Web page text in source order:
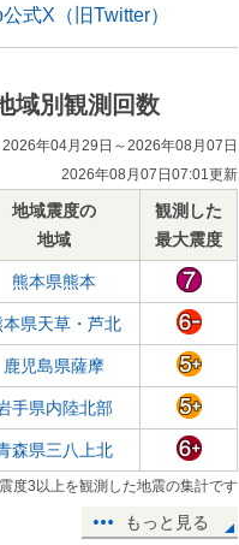
式X（旧Twitter）
域別観測回数
年04月29日～2026年08月07日
2026年08月07日07:01更新
地域震度の
地域
観測した
最大震度
熊本県熊本
本県天草・芦北
鹿児島県薩摩
手県内陸北部
森県三八上北
度3以上を観測した地震の集計です
もっと見る